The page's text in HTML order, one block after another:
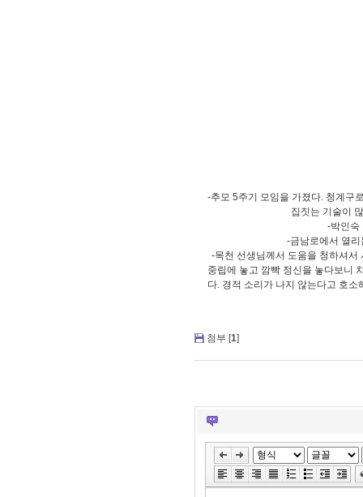
-추모 5주기 모임을 가졌다. 청계구
집짓는 기술이
-박인숙
-금남로에서 열
-목천 선생님께서 도움을 청하셔
중립에 놓고 깜빡 정신을 놓다보니
다. 경적 소리가 나지 않는다고 호
첨부 [1]